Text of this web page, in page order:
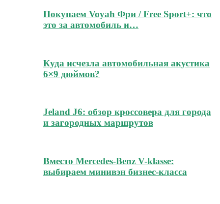
Покупаем Voyah Фри / Free Sport+: что
это за автомобиль и…
Куда исчезла автомобильная акустика
6×9 дюймов?
Jeland J6: обзор кроссовера для города
и загородных маршрутов
Вместо Mercedes-Benz V-klasse:
выбираем минивэн бизнес-класса